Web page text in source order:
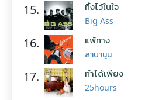
15. ทิ้งไว้ในใจ
Big Ass
16. แพ้ทาง
ลาบานูน
17. ทำได้เพียง
25hours